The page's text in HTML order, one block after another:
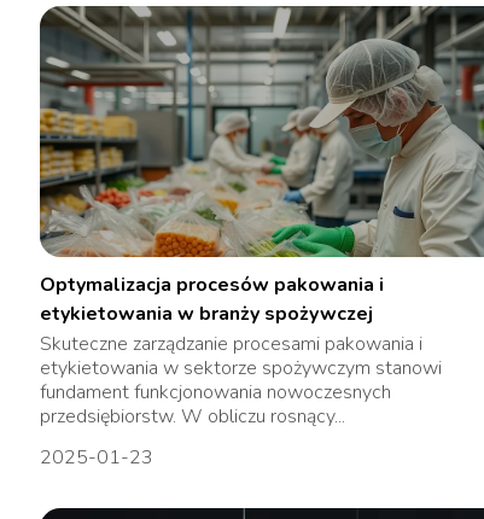
Optymalizacja procesów pakowania i
etykietowania w branży spożywczej
Skuteczne zarządzanie procesami pakowania i
etykietowania w sektorze spożywczym stanowi
fundament funkcjonowania nowoczesnych
przedsiębiorstw. W obliczu rosnący...
2025-01-23